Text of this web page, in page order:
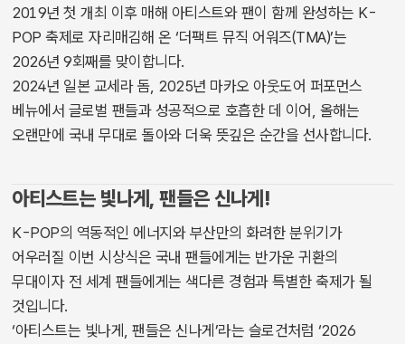
2019년 첫 개최 이후 매해 아티스트와 팬이 함께 완성하는 K-
POP 축제로 자리매김해 온 ‘더팩트 뮤직 어워즈(TMA)’는
2026년 9회째를 맞이합니다.
2024년 일본 교세라 돔, 2025년 마카오 아웃도어 퍼포먼스
베뉴에서 글로벌 팬들과 성공적으로 호흡한 데 이어, 올해는
오랜만에 국내 무대로 돌아와 더욱 뜻깊은 순간을 선사합니다.
아티스트는 빛나게, 팬들은 신나게!
K-POP의 역동적인 에너지와 부산만의 화려한 분위기가
어우러질 이번 시상식은 국내 팬들에게는 반가운 귀환의
무대이자 전 세계 팬들에게는 색다른 경험과 특별한 축제가 될
것입니다.
‘아티스트는 빛나게, 팬들은 신나게’라는 슬로건처럼 ‘2026